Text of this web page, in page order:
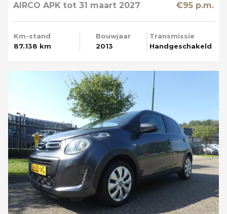
AIRCO APK tot 31 maart 2027
€95 p.m.
Km-stand
87.138 km
Bouwjaar
2013
Transmissie
Handgeschakeld